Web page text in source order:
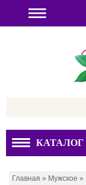
КАТАЛОГ
Главная » Мужское »